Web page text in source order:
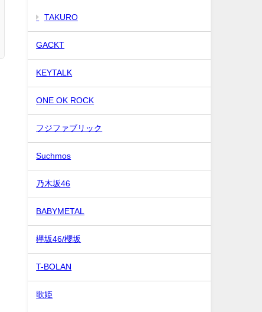
TAKURO
GACKT
KEYTALK
ONE OK ROCK
フジファブリック
Suchmos
乃木坂46
BABYMETAL
欅坂46/櫻坂
T-BOLAN
歌姫